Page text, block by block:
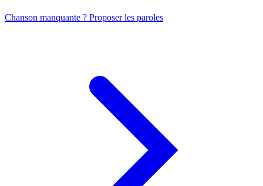
Chanson manquante ? Proposer les paroles